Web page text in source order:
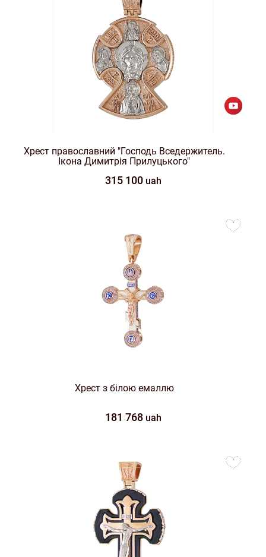
Хрест православний "Господь Вседержитель.
Ікона Димитрія Прилуцького"
315 100 uah
Хрест з білою емаллю
181 768 uah
favorites
favorites